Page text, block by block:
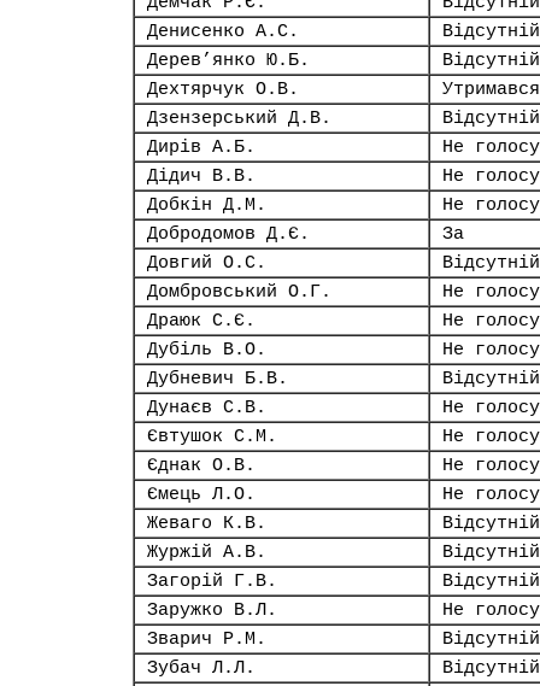
Денисенко А.С.
Відсутній
Дерев’янко Ю.Б.
Відсутній
Дехтярчук О.В.
Утримався
Дзензерський Д.В.
Відсутній
Дирів А.Б.
Не
Дідич В.В.
Не
Добкін Д.М.
Не
Добродомов Д.Є.
За
Довгий О.С.
Відсутній
Домбровський О.Г.
Не
Драюк С.Є.
Не
Дубіль В.О.
Не
Дубневич Б.В.
Відсутній
Дунаєв С.В.
Не
Євтушок С.М.
Не
Єднак О.В.
Не
Ємець Л.О.
Не
Жеваго К.В.
Відсутній
Журжій А.В.
Відсутній
Загорій Г.В.
Відсутній
Заружко В.Л.
Не
Зварич Р.М.
Відсутній
Зубач Л.Л.
Відсутній